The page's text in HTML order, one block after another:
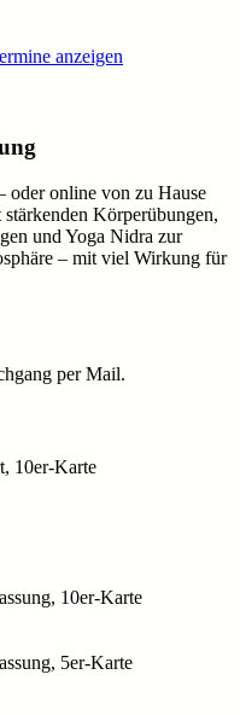
anzeigen
oder online von zu Hause
Körperübungen,
und Yoga Nidra zur
– mit viel Wirkung für
per Mail.
10er-Karte
10er-Karte
5er-Karte